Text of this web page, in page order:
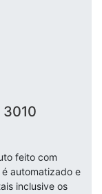
3010
feito com
automatizado e
inclusive os